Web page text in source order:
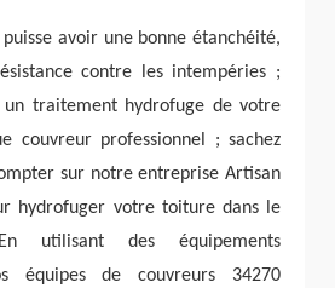
avoir une bonne étanchéité,
contre les intempéries ;
un traitement hydrofuge de votre
couvreur professionnel ; sachez
sur notre entreprise Artisan
hydrofuger votre toiture dans le
utilisant des équipements
équipes de couvreurs 34270